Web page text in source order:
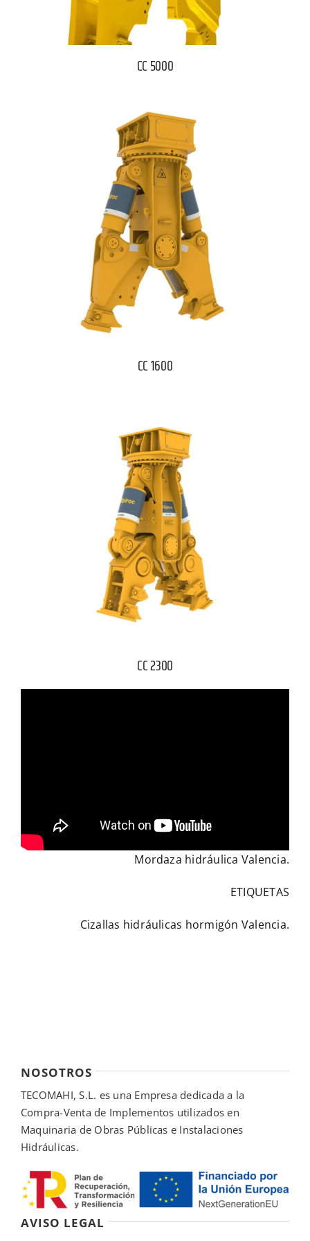
CC 5000
CC 1600
CC 2300
Mordaza hidráulica Valencia.
ETIQUETAS
Cizallas hidráulicas hormigón Valencia.
NOSOTROS
TECOMAHI, S.L. es una Empresa dedicada a la
Compra-Venta de Implementos utilizados en
Maquinaria de Obras Públicas e Instalaciones
Hidráulicas.
AVISO LEGAL